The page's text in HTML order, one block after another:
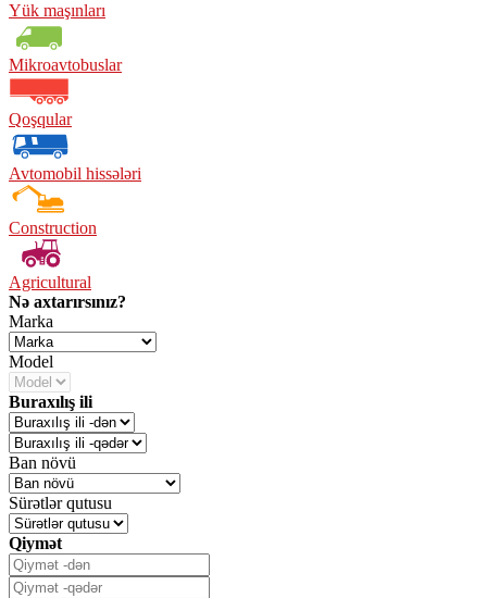
Yük maşınları
Mikroavtobuslar
Qoşqular
Avtomobil hissələri
Construction
Agricultural
Nə axtarırsınız?
Marka
Model
Buraxılış ili
Ban növü
Sürətlər qutusu
Qiymət